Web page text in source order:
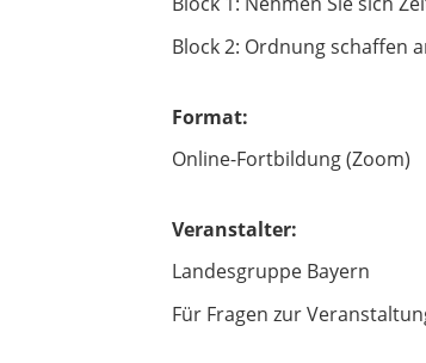
Block 2: Ordnung schaffen
Format:
Online-Fortbildung (Zoom)
Veranstalter:
Landesgruppe Bayern
Für Fragen zur